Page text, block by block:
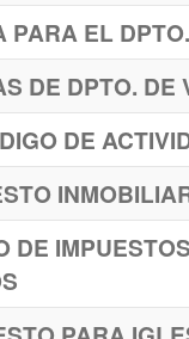
PARA EL
DE DPTO. DE
DE
DE